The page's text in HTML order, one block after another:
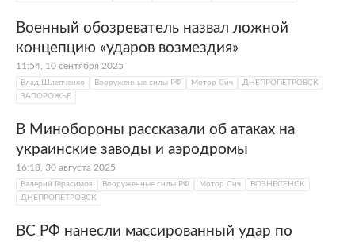
Военный обозреватель назвал ложной
концепцию «ударов возмездия»
11:54, 10 сентября 2025
Влад Шлепченко Вооруженные силы РФ Мотор Сич
ДНЕПРОПЕТРОВСК
ЗАПОРОЖЬЕ
В Минобороны рассказали об атаках на
украинские заводы и аэродромы
16:18, 30 августа 2025
Валерий Герасимов Вооруженные силы РФ Мотор Сич
ВОЗНЕСЕНСК
ДНЕПРОПЕТРОВСК
ВС РФ нанесли массированный удар по